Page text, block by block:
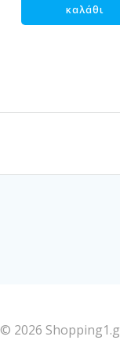
καλάθι
© 2026